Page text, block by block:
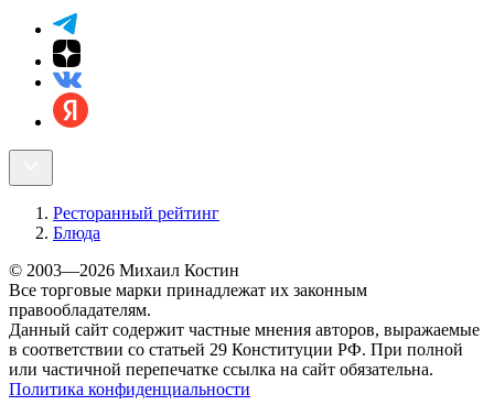
Ресторанный рейтинг
Блюда
© 2003—2026 Михаил Костин
Все торговые марки принадлежат их законным
правообладателям.
Данный сайт содержит частные мнения авторов, выражаемые
в соответствии со статьей 29 Конституции РФ. При полной
или частичной перепечатке ссылка на сайт обязательна.
Политика конфиденциальности